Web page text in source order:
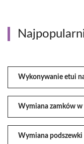
Wykonywanie etui
Wymiana zamków
Wymiana podszewki